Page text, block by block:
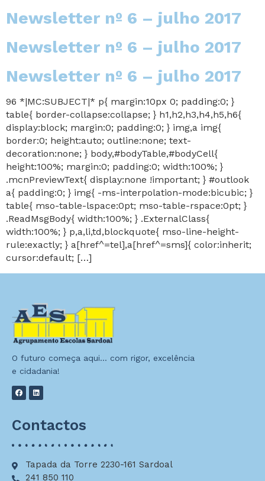
Newsletter nº 6 – julho 2017
Newsletter nº 6 – julho 2017
Newsletter nº 6 – julho 2017
96 *|MC:SUBJECT|* p{ margin:10px 0; padding:0; }
table{ border-collapse:collapse; } h1,h2,h3,h4,h5,h6{
display:block; margin:0; padding:0; } img,a img{
border:0; height:auto; outline:none; text-
decoration:none; } body,#bodyTable,#bodyCell{
height:100%; margin:0; padding:0; width:100%; }
.mcnPreviewText{ display:none !important; } #outlook
a{ padding:0; } img{ -ms-interpolation-mode:bicubic; }
table{ mso-table-lspace:0pt; mso-table-rspace:0pt; }
.ReadMsgBody{ width:100%; } .ExternalClass{
width:100%; } p,a,li,td,blockquote{ mso-line-height-
rule:exactly; } a[href^=tel],a[href^=sms]{ color:inherit;
cursor:default; […]
O futuro começa aqui… com rigor, excelência
e cidadania!
Contactos
Tapada da Torre 2230-161 Sardoal
241 850 110